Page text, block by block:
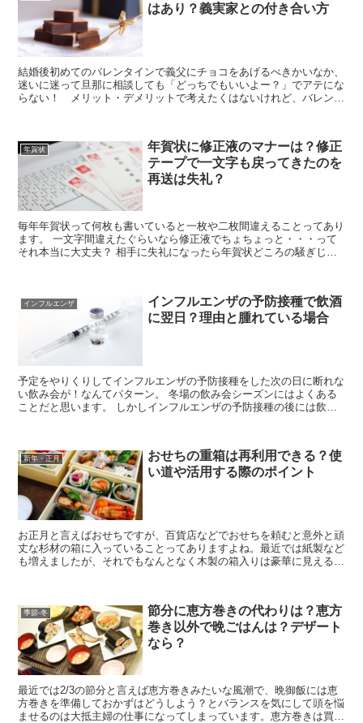
はあり？義実家との付き合い方
結婚後初めてのバレンタインで義父にチョコをあげるべきかいなか、
迷いに迷って旦那に相談しても「どっちでもいいよー？」でアテにな
らない！ メリット・デメリットで考えたくはないけれど、バレンタ
年賀状
年賀状に修正液のマナーは？修正
テープで一文字も戻ってきたのを
再送は失礼？
毎年年賀状って何枚も書いていると一枚や二枚間違えることってあり
ます。 一文字間違えたぐらいなら修正液でちょちょっと・・・って
それ本当に大丈夫？ 相手に失礼になったら年賀状どころの騒ぎじゃ
インフルエンザ
インフルエンザの予防接種で飲酒
に翌日？理由と腫れている場合
予定をやりくりしてインフルエンザの予防接種をした次の日に断れな
い飲み会が！なんてパターン。 冬場の飲み会シーズンにはよくある
ことだと思います。 しかしインフルエンザの予防接種の後には飲酒
新年・正月
おせちの重箱は再利用できる？使
い道や活用する際のポイント
お正月と言えばおせちですが、百貨店などでおせちを頼むと意外と頑
丈な杉材の箱に入っていることってありますよね。最近では紙製など
も増えましたが、それでもなんとなく木製の箱入りは豪華に見えるの
季節-冬
節分に恵方巻きの代わりは？恵方
巻き以外で晩ごはんは？デザート
なら？
最近では2/3の節分と言えば恵方巻きみたいな風潮で、晩御飯には恵
方巻きを準備しておかずはどうしよう？とバランスを気にして頭を悩
ませるのは大抵主婦の仕事になってしまっています。恵方巻きは買っ